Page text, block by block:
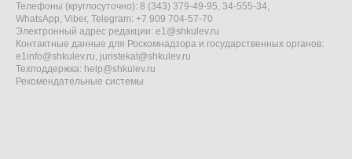
Телефоны (круглосуточно): 8 (343) 379-49-95, 34-555-34,
WhatsApp, Viber, Telegram: +7 909 704-57-70
Электронный адрес редакции: e1@shkulev.ru
Контактные данные для Роскомнадзора и государственных органов:
e1info@shkulev.ru, juristekat@shkulev.ru
Техподдержка: help@shkulev.ru
Рекомендательные системы